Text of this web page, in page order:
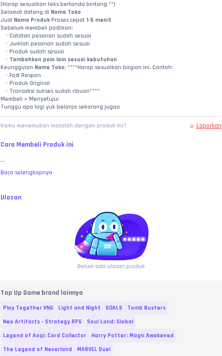
(Harap sesuaikan teks bertanda bintang **)
Selamat datang di Nama Toko
Jual Nama Produk Proses cepat 1-5 menit
Sebelum membeli pastikan:
Catatan pesanan sudah sesuai
Jumlah pesanan sudah sesuai
Produk sudah sesuai
Tambahkan poin lain sesuai kebutuhan
Keunggulan Nama Toko: ****Harap sesuaikan bagian ini. Contoh:
Fast Respon
Produk Original
Transaksi sukses sudah ribuan****
Membeli = Menyetujui
Tunggu apa lagi yuk belanja sekarang jugaa
Kamu menemukan masalah dengan produk ini? Laporkan
Cara Membeli Produk ini
...
Baca selengkapnya
Ulasan
Belum ada ulasan produk
Top Up Game brand lainnya
Play Together VNG Light and Night GOALS
Tomb Busters
Neo Artifacts - Strategy RPG
Soul Land: Global
Legend of Aoqi: Card Collector
Harry Potter: Magic Awakened
The Legend of Neverland
MARVEL Duel